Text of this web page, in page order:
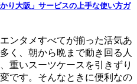
り大阪」サービスの上手な使い方ガ
ンタメすべてが揃った活気あ
く、朝から晩まで動き回る人
重いスーツケースを引きずり
です。そんなときに便利なの